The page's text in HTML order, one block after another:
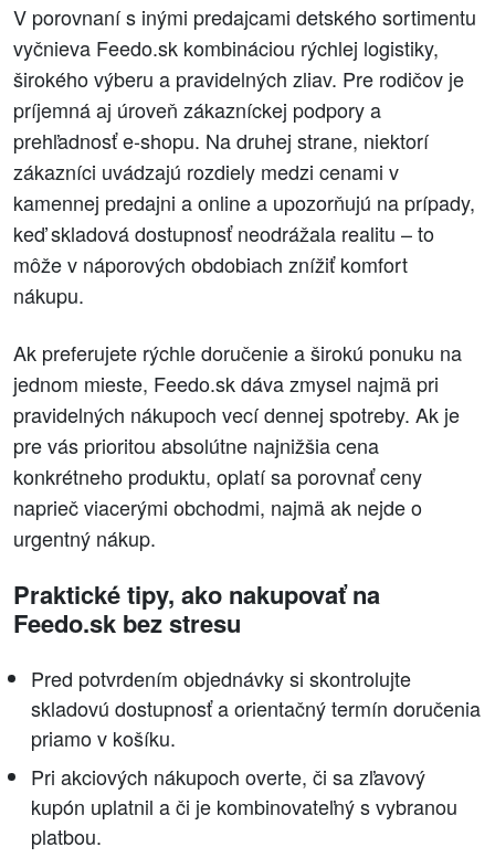
V porovnaní s inými predajcami detského sortimentu
vyčnieva Feedo.sk kombináciou rýchlej logistiky,
širokého výberu a pravidelných zliav. Pre rodičov je
príjemná aj úroveň zákazníckej podpory a
prehľadnosť e‑shopu. Na druhej strane, niektorí
zákazníci uvádzajú rozdiely medzi cenami v
kamennej predajni a online a upozorňujú na prípady,
keď skladová dostupnosť neodrážala realitu – to
môže v náporových obdobiach znížiť komfort
nákupu.
Ak preferujete rýchle doručenie a širokú ponuku na
jednom mieste, Feedo.sk dáva zmysel najmä pri
pravidelných nákupoch vecí dennej spotreby. Ak je
pre vás prioritou absolútne najnižšia cena
konkrétneho produktu, oplatí sa porovnať ceny
naprieč viacerými obchodmi, najmä ak nejde o
urgentný nákup.
Praktické tipy, ako nakupovať na
Feedo.sk bez stresu
Pred potvrdením objednávky si skontrolujte
skladovú dostupnosť a orientačný termín doručenia
priamo v košíku.
Pri akciových nákupoch overte, či sa zľavový
kupón uplatnil a či je kombinovateľný s vybranou
platbou.